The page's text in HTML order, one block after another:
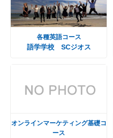
各種英語コース
語学学校 SCジオス
オンラインマーケティング基礎コ
ース